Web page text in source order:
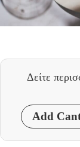
Δείτε
Add